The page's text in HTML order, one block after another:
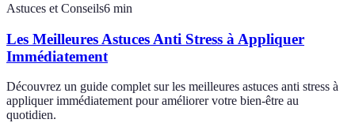
Astuces et Conseils6 min
Les Meilleures Astuces Anti Stress à Appliquer
Immédiatement
Découvrez un guide complet sur les meilleures astuces anti stress à
appliquer immédiatement pour améliorer votre bien-être au
quotidien.